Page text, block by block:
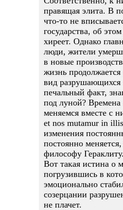
правящая элита. В
что-то не
государства, об
хиреет. Однако
люди, жители
в новые
жизнь
вид
печальный факт,
под луной?
меняемся вместе с
et nos mutamur in
изменения
постоянно
философу Гераклиту.
Вот такая истина о
погрузившись в
эмоционально
созерцании
не плачет.